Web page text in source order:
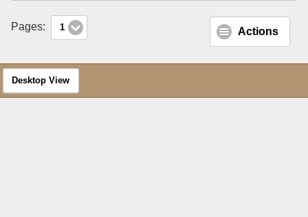
Pages: 1 Actions
Desktop View